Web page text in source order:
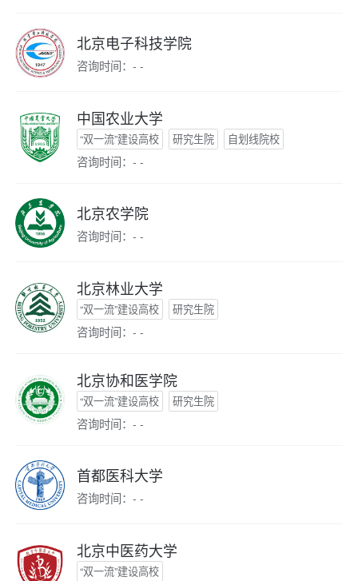
北京电子科技学院
咨询时间：- -
中国农业大学
“双一流”建设高校 研究生院 自划线院校
咨询时间：- -
北京农学院
咨询时间：- -
北京林业大学
“双一流”建设高校 研究生院
咨询时间：- -
北京协和医学院
“双一流”建设高校 研究生院
咨询时间：- -
首都医科大学
咨询时间：- -
北京中医药大学
“双一流”建设高校